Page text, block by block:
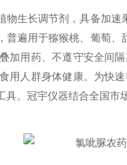
生长调节剂，具备加
遍用于猕猴桃、葡萄
加用药、不遵守安全
用人群身体健康。为快
。冠宇仪器结合全国